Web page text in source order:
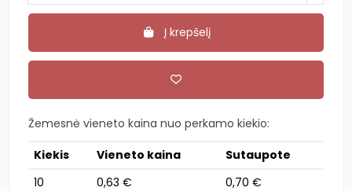
Į krepšelį
Žemesnė vieneto kaina nuo perkamo kiekio:
Kiekis
Vieneto kaina
Sutaupote
10
0,63 €
0,70 €